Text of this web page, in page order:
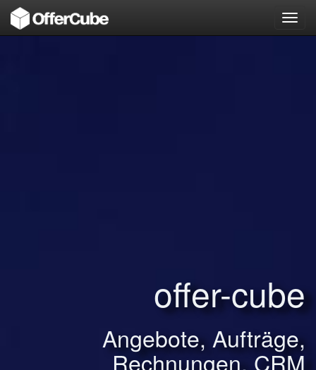
offer-cube
Angebote, Aufträge,
Rechnungen, CRM